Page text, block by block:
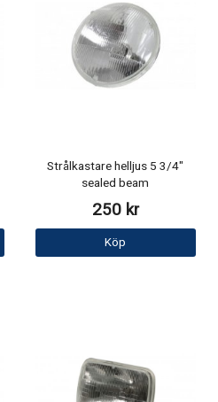
Strålkastare helljus 5 3/4"
sealed beam
250 kr
Köp